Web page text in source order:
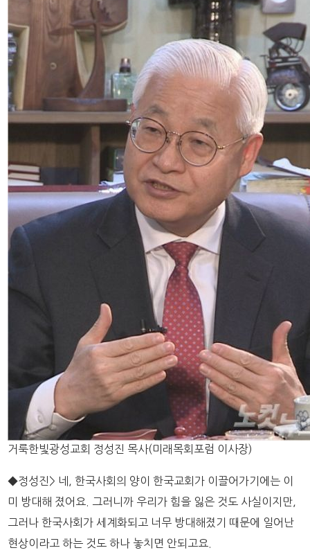
거룩한빛광성교회 정성진 목사(미래목회포럼 이사장)
◆정성진> 네, 한국사회의 양이 한국교회가 이끌어가기에는 이
미 방대해 졌어요. 그러니까 우리가 힘을 잃은 것도 사실이지만,
그러나 한국사회가 세계화되고 너무 방대해졌기 때문에 일어난
현상이라고 하는 것도 하나 놓치면 안되고요.